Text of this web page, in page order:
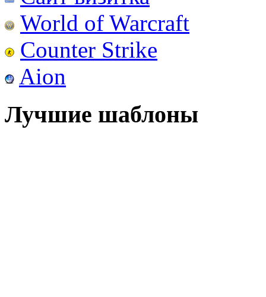
World of Warcraft
Counter Strike
Aion
Лучшие шаблоны